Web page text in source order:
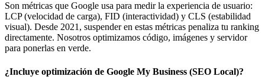
Son métricas que Google usa para medir la experiencia de usuario:
LCP (velocidad de carga), FID (interactividad) y CLS (estabilidad
visual). Desde 2021, suspender en estas métricas penaliza tu ranking
directamente. Nosotros optimizamos código, imágenes y servidor
para ponerlas en verde.
¿Incluye optimización de Google My Business (SEO Local)?